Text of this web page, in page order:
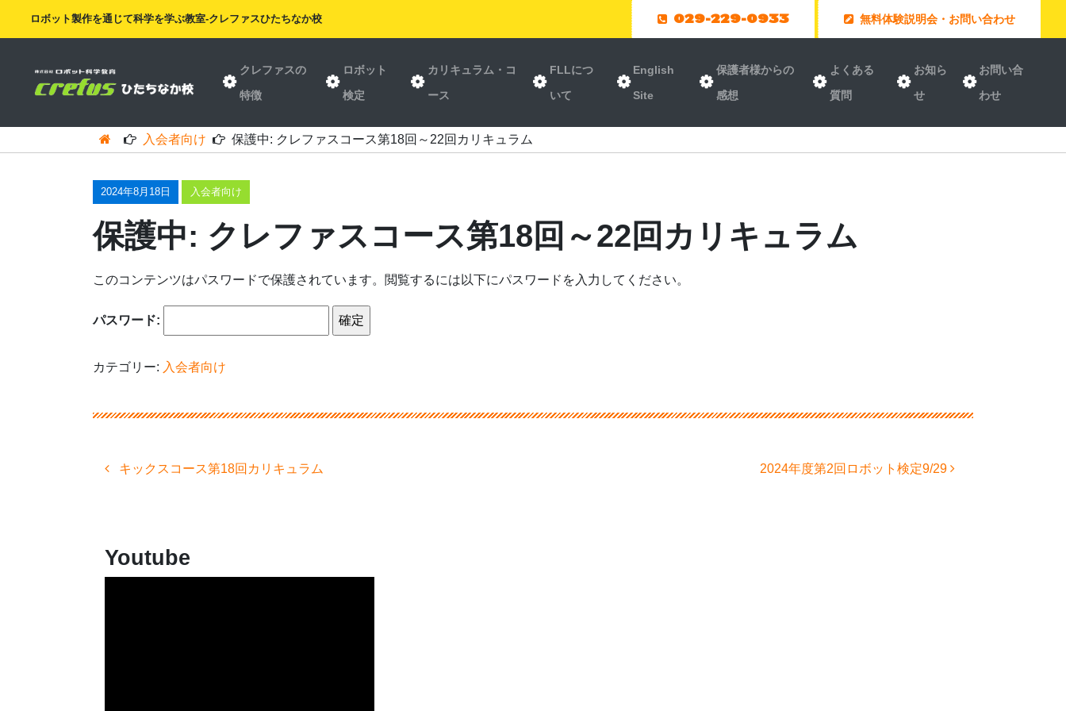
ロボット製作を通じて科学を学ぶ教室-クレファスひたちなか校 029-229-0933 無料体験説明会・お問い合わせ
クレファスの
特徴
ロボット
検定
カリキュラム・コ
ース
FLLにつ
いて
English
Site
保護者様からの
感想
よくある
質問
お知ら
せ
お問い合
わせ
入会者向け 保護中: クレファスコース第18回～22回カリキュラム
2024年8月18日 入会者向け
保護中: クレファスコース第18回～22回カリキュラム
このコンテンツはパスワードで保護されています。閲覧するには以下にパスワードを入力してください。
パスワード:
カテゴリー: 入会者向け
投
シ
ョ
キックスコース第18回カリキュラム 2024年度第2回ロボット検定9/29
Youtube